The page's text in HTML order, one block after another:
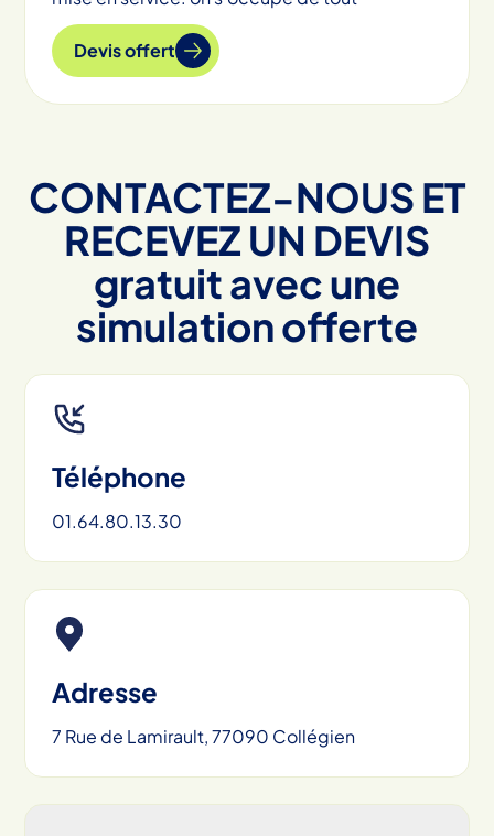
Devis offert
CONTACTEZ-NOUS ET
RECEVEZ UN DEVIS
gratuit avec une
simulation offerte
Téléphone
01.64.80.13.30
Adresse
7 Rue de Lamirault, 77090 Collégien